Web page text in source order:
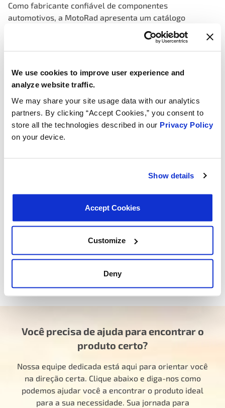
We use cookies to improve user experience and
analyze website traffic.
We may share your site usage data with our analytics
partners. By clicking “Accept Cookies,” you consent to
store all the technologies described in our Privacy Policy
on your device.
Show details
Accept Cookies
Customize
Deny
Como fabricante confiável de componentes
automotivos, a MotoRad apresenta um catálogo
abrangente de tampas de combustível de alta
qualidade, projetadas para desempenho e durabilidade
integração perfeita em diversos modelos de veículos.
rigorosamente testada para atender aos padrões de
qualidade OEM, garantindo confiabilidade e longevidade.
Com nossa dedicação à excelência, a MotoRad é um
fornecedor preferencial para empresas e indivíduos que
com cordão de segurança, apresentando números de
peça distintos e cobertura abrangente para atender às
diversas necessidades de nossos clientes. Seja você um
parceiro comercial confiável para o fornecimento de
componentes automotivos premium.
Encontre a tampa com cordão de segurança para sua
Você precisa de ajuda para encontrar o
produto certo?
Nossa equipe dedicada está aqui para orientar você
na direção certa. Clique abaixo e diga-nos como
podemos ajudar você a encontrar o produto ideal
para a sua necessidade. Sua jornada para